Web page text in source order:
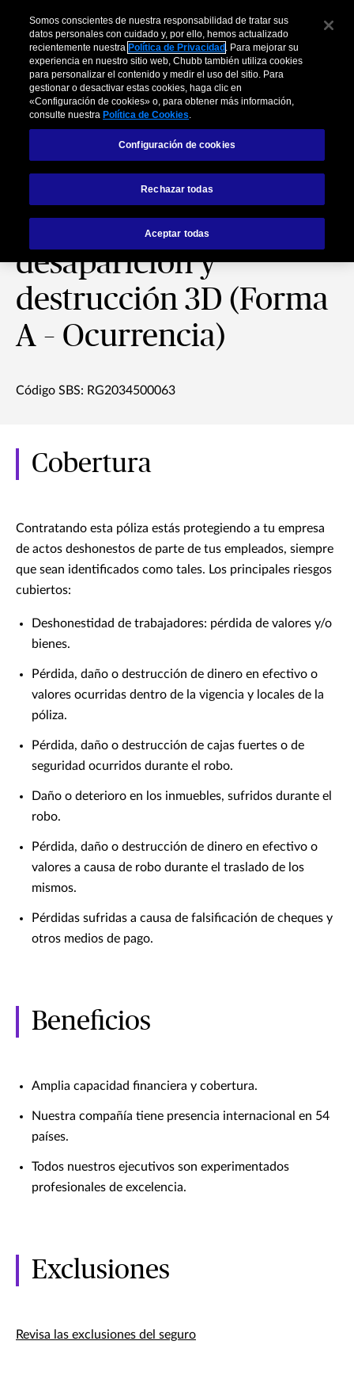
Seguro de
deshonestidad,
desaparición y
destrucción 3D (Forma
A – Ocurrencia)
Código SBS: RG2034500063
Cobertura
Contratando esta póliza estás protegiendo a tu empresa
de actos deshonestos de parte de tus empleados, siempre
que sean identificados como tales. Los principales riesgos
cubiertos:
Deshonestidad de trabajadores: pérdida de valores y/o
bienes.
Pérdida, daño o destrucción de dinero en efectivo o
valores ocurridas dentro de la vigencia y locales de la
póliza.
Pérdida, daño o destrucción de cajas fuertes o de
seguridad ocurridos durante el robo.
Daño o deterioro en los inmuebles, sufridos durante el
robo.
Pérdida, daño o destrucción de dinero en efectivo o
valores a causa de robo durante el traslado de los
mismos.
Pérdidas sufridas a causa de falsificación de cheques y
otros medios de pago.
Beneficios
Amplia capacidad financiera y cobertura.
Nuestra compañía tiene presencia internacional en 54
países.
Todos nuestros ejecutivos son experimentados
profesionales de excelencia.
Exclusiones
Revisa las exclusiones del seguro
Somos conscientes de nuestra responsabilidad de tratar sus
datos personales con cuidado y, por ello, hemos actualizado
recientemente nuestra Política de Privacidad . Para mejorar su
experiencia en nuestro sitio web, Chubb también utiliza cookies
para personalizar el contenido y medir el uso del sitio. Para
gestionar o desactivar estas cookies, haga clic en
«Configuración de cookies» o, para obtener más información,
consulte nuestra Política de Cookies.
Configuración de cookies
Rechazar todas
Aceptar todas